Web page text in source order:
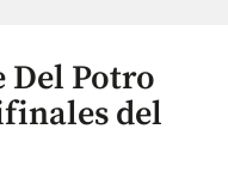
Del Potro
del